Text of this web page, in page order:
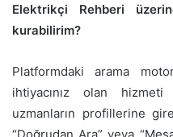
Elektrikçi Rehberi
kurabilirim?
Platformdaki arama
ihtiyacınız olan
uzmanların profillerine